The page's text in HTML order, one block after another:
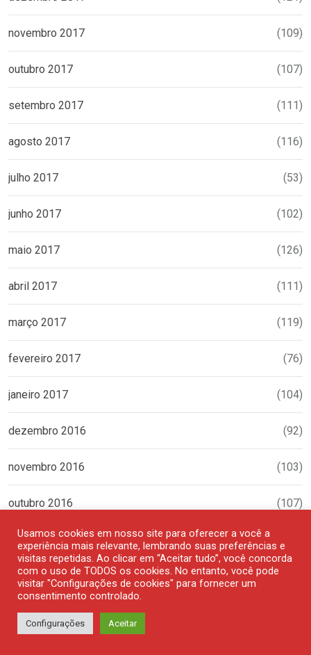
novembro 2017 (109)
outubro 2017 (107)
setembro 2017 (111)
agosto 2017 (116)
julho 2017 (53)
junho 2017 (102)
maio 2017 (126)
abril 2017 (111)
março 2017 (119)
fevereiro 2017 (76)
janeiro 2017 (104)
dezembro 2016 (92)
novembro 2016 (103)
outubro 2016 (107)
setembro 2016
fevereiro 2016 (106)
janeiro 2016
Usamos cookies em nosso site para oferecer a você a
experiência mais relevante, lembrando suas preferências e
visitas repetidas. Ao clicar em “Aceitar tudo”, você concorda
com o uso de TODOS os cookies. No entanto, você pode
visitar "Configurações de cookies" para fornecer um
consentimento controlado.
Configurações Aceitar